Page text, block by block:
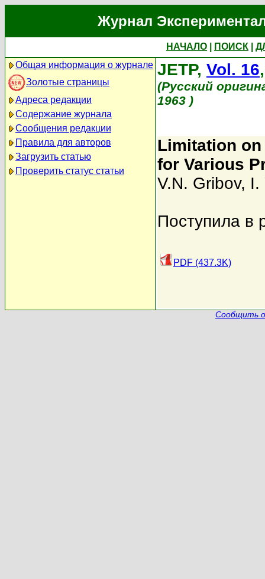
Журнал
НАЧАЛО ПОИСК
Общая информация о журнале
Золотые страницы
Адреса редакции
Содержание журнала
Сообщения редакции
Правила для авторов
Загрузить статью
Проверить статус статьи
JETP, Vol. 16
(Русский
1963 )
Limitation on
for Various
V.N. Gribov, I.
Поступила в
PDF (437.3K)
Сообщить о